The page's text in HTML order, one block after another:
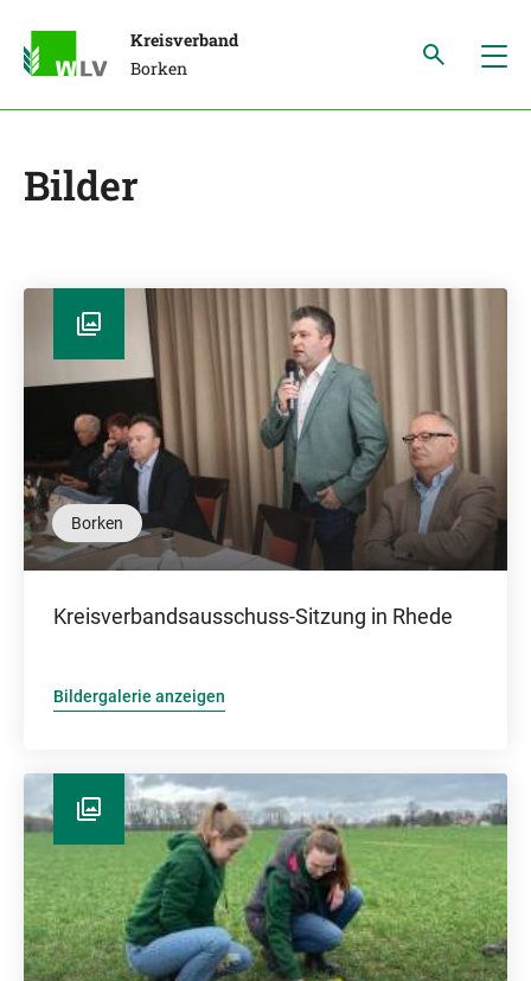
Kreisverband
Borken
Bilder
Borken
Kreisverbandsausschuss-Sitzung in Rhede
Bildergalerie anzeigen